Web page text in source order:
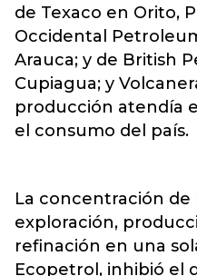
de Texaco en Orito,
Occidental
Arauca; y de British
Cupiagua; y
producción atendía
el consumo del país.
La concentración de
exploración,
refinación en una
Ecopetrol, inhibió el